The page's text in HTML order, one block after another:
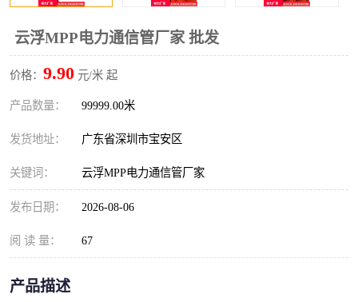
云浮MPP电力通信管厂家 批发
价格： 9.90 元/米 起
产品数量： 99999.00米
发货地址： 广东省深圳市宝安区
关键词： 云浮MPP电力通信管厂家
发布日期： 2026-08-06
阅 读 量： 67
产品描述